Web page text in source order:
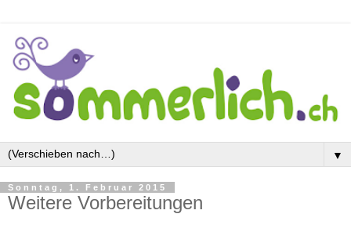
▼
Sonntag, 1. Februar 2015
Weitere Vorbereitungen